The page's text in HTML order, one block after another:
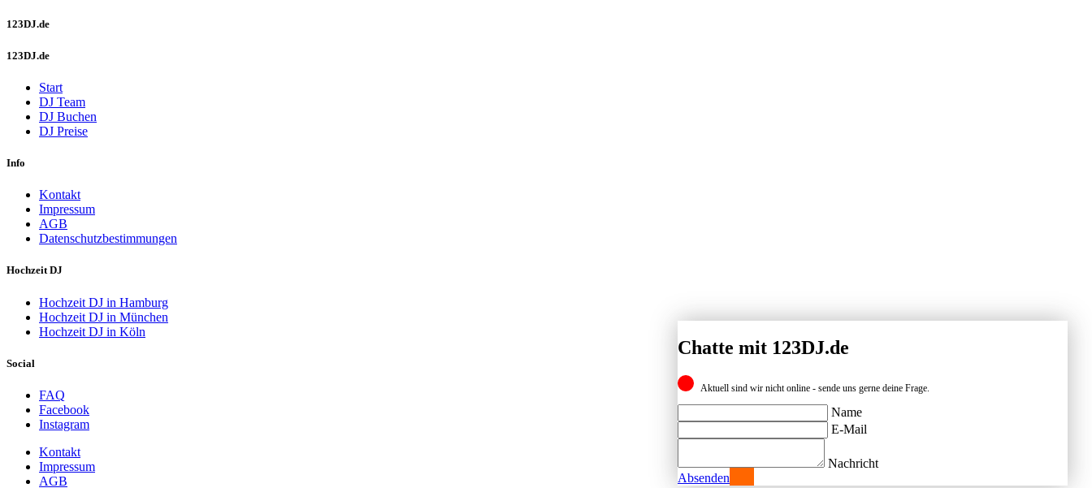
123DJ.de
123DJ.de
Start
DJ Team
DJ Buchen
DJ Preise
Info
Kontakt
Impressum
AGB
Datenschutzbestimmungen
Hochzeit DJ
Hochzeit DJ in Hamburg
Hochzeit DJ in München
Hochzeit DJ in Köln
Social
FAQ
Facebook
Instagram
Kontakt
Impressum
AGB
Chatte mit 123DJ.de
Aktuell sind wir nicht online - sende uns gerne deine Frage.
Name
E-Mail
Nachricht
Absenden